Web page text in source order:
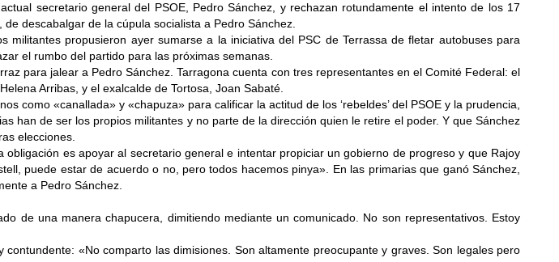
secretario general del PSOE, Pedro Sánchez, y rechazan rotundamente el intento de los 17
descabalgar de la cúpula socialista a Pedro Sánchez.
propusieron ayer sumarse a la iniciativa del PSC de Terrassa de fletar autobuses para
el rumbo del partido para las próximas semanas.
para jalear a Pedro Sánchez. Tarragona cuenta con tres representantes en el Comité Federal: el
Arribas, y el exalcalde de Tortosa, Joan Sabaté.
como «canallada» y «chapuza» para calificar la actitud de los ‘rebeldes’ del PSOE y la prudencia,
han de ser los propios militantes y no parte de la dirección quien le retire el poder. Y que Sánchez
elecciones.
es apoyar al secretario general e intentar propiciar un gobierno de progreso y que Rajoy
puede estar de acuerdo o no, pero todos hacemos pinya». En las primarias que ganó Sánchez,
a Pedro Sánchez.
de una manera chapucera, dimitiendo mediante un comunicado. No son representativos. Estoy
«No comparto las dimisiones. Son altamente preocupante y graves. Son legales pero